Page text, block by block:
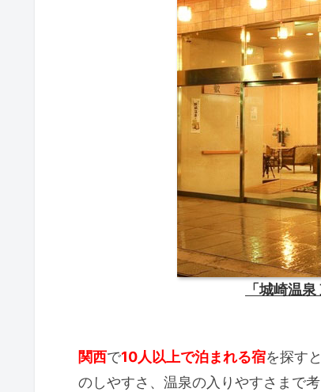
「城崎温
関西で10人以上で泊まれる宿を探す
のしやすさ、温泉の入りやすさまで